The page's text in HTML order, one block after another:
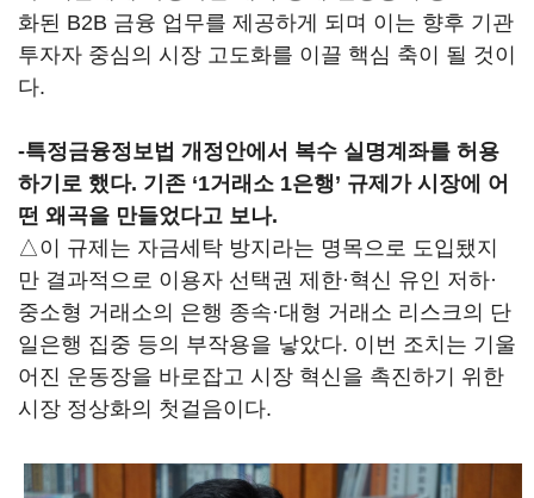
화된 B2B 금융 업무를 제공하게 되며 이는 향후 기관
투자자 중심의 시장 고도화를 이끌 핵심 축이 될 것이
다.
-특정금융정보법 개정안에서 복수 실명계좌를 허용
하기로 했다. 기존 ‘1거래소 1은행’ 규제가 시장에 어
떤 왜곡을 만들었다고 보나.
△이 규제는 자금세탁 방지라는 명목으로 도입됐지
만 결과적으로 이용자 선택권 제한·혁신 유인 저하·
중소형 거래소의 은행 종속·대형 거래소 리스크의 단
일은행 집중 등의 부작용을 낳았다. 이번 조치는 기울
어진 운동장을 바로잡고 시장 혁신을 촉진하기 위한
시장 정상화의 첫걸음이다.